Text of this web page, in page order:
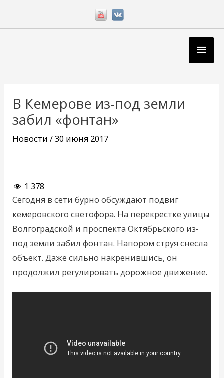
В Кемерове из-под земли
забил «фонтан»
Новости /30 июня 2017
1 378
Сегодня в сети бурно обсуждают подвиг
кемеровского светофора. На перекрестке улицы
Волгоградской и проспекта Октябрьского из-
под земли забил фонтан. Напором струя снесла
объект. Даже сильно накренившись, он
продолжил регулировать дорожное движение.
записям